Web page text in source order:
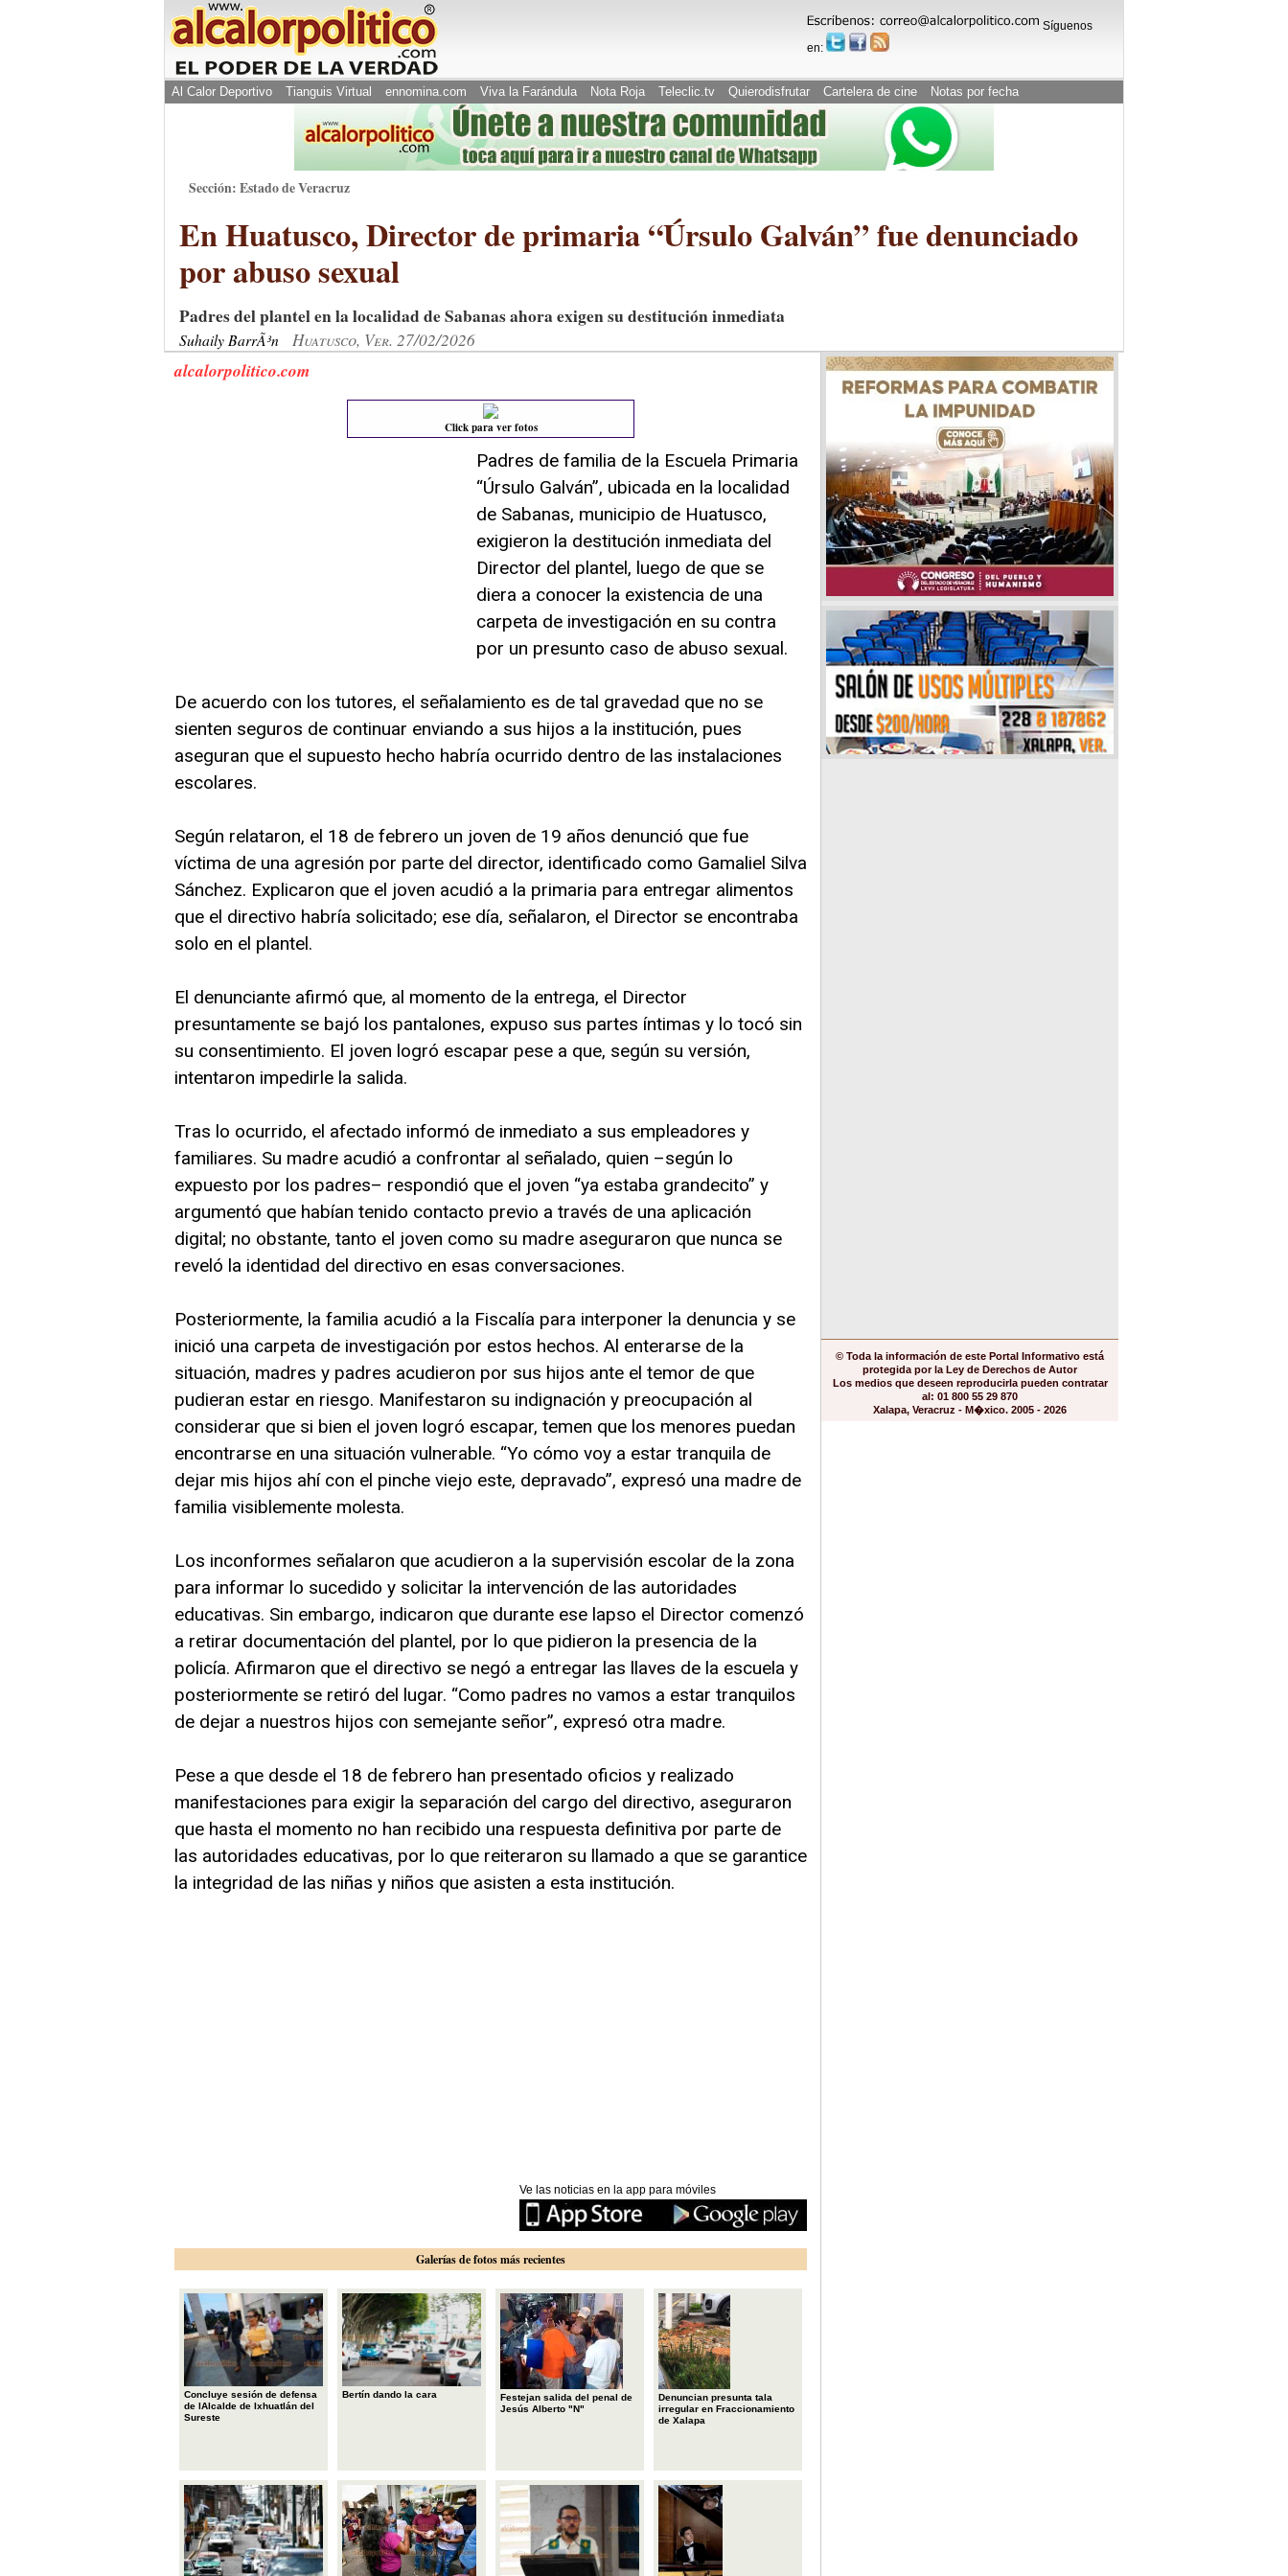
Síguenos
en:
Al Calor Deportivo Tianguis Virtual ennomina.com Viva la Farándula Nota Roja Teleclic.tv Quierodisfrutar Cartelera de cine Notas por fecha
Sección: Estado de Veracruz
En Huatusco, Director de primaria “Úrsulo Galván” fue denunciado
por abuso sexual
Padres del plantel en la localidad de Sabanas ahora exigen su destitución inmediata
Suhaily BarrÃ³n Huatusco, Ver. 27/02/2026
alcalorpolitico.com
Click para ver fotos
Padres de familia de la Escuela Primaria
“Úrsulo Galván”, ubicada en la localidad
de Sabanas, municipio de Huatusco,
exigieron la destitución inmediata del
Director del plantel, luego de que se
diera a conocer la existencia de una
carpeta de investigación en su contra
por un presunto caso de abuso sexual.
De acuerdo con los tutores, el señalamiento es de tal gravedad que no se
sienten seguros de continuar enviando a sus hijos a la institución, pues
aseguran que el supuesto hecho habría ocurrido dentro de las instalaciones
escolares.
Según relataron, el 18 de febrero un joven de 19 años denunció que fue
víctima de una agresión por parte del director, identificado como Gamaliel Silva
Sánchez. Explicaron que el joven acudió a la primaria para entregar alimentos
que el directivo habría solicitado; ese día, señalaron, el Director se encontraba
solo en el plantel.
El denunciante afirmó que, al momento de la entrega, el Director
presuntamente se bajó los pantalones, expuso sus partes íntimas y lo tocó sin
su consentimiento. El joven logró escapar pese a que, según su versión,
intentaron impedirle la salida.
Tras lo ocurrido, el afectado informó de inmediato a sus empleadores y
familiares. Su madre acudió a confrontar al señalado, quien –según lo
expuesto por los padres– respondió que el joven “ya estaba grandecito” y
argumentó que habían tenido contacto previo a través de una aplicación
digital; no obstante, tanto el joven como su madre aseguraron que nunca se
reveló la identidad del directivo en esas conversaciones.
Posteriormente, la familia acudió a la Fiscalía para interponer la denuncia y se
inició una carpeta de investigación por estos hechos. Al enterarse de la
situación, madres y padres acudieron por sus hijos ante el temor de que
pudieran estar en riesgo. Manifestaron su indignación y preocupación al
considerar que si bien el joven logró escapar, temen que los menores puedan
encontrarse en una situación vulnerable. “Yo cómo voy a estar tranquila de
dejar mis hijos ahí con el pinche viejo este, depravado”, expresó una madre de
familia visiblemente molesta.
Los inconformes señalaron que acudieron a la supervisión escolar de la zona
para informar lo sucedido y solicitar la intervención de las autoridades
educativas. Sin embargo, indicaron que durante ese lapso el Director comenzó
a retirar documentación del plantel, por lo que pidieron la presencia de la
policía. Afirmaron que el directivo se negó a entregar las llaves de la escuela y
posteriormente se retiró del lugar. “Como padres no vamos a estar tranquilos
de dejar a nuestros hijos con semejante señor”, expresó otra madre.
Pese a que desde el 18 de febrero han presentado oficios y realizado
manifestaciones para exigir la separación del cargo del directivo, aseguraron
que hasta el momento no han recibido una respuesta definitiva por parte de
las autoridades educativas, por lo que reiteraron su llamado a que se garantice
la integridad de las niñas y niños que asisten a esta institución.
Ve las noticias en la app para móviles
Galerías de fotos más recientes
Concluye sesión de defensa
de lAlcalde de Ixhuatlán del
Sureste
Bertín dando la cara
Festejan salida del penal de
Jesús Alberto "N"
Denuncian presunta tala
irregular en Fraccionamiento
de Xalapa
© Toda la información de este Portal Informativo está
protegida por la Ley de Derechos de Autor
Los medios que deseen reproducirla pueden contratar
al: 01 800 55 29 870
Xalapa, Veracruz - M�xico. 2005 - 2026